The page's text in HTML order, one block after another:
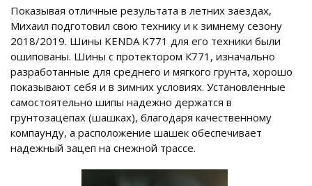
Показывая отличные результата в летних заездах,
Михаил подготовил свою технику и к зимнему сезону
2018/2019. Шины KENDA K771 для его техники были
ошипованы. Шины с протектором К771, изначально
разработанные для среднего и мягкого грунта, хорошо
показывают себя и в зимних условиях. Установленные
самостоятельно шипы надежно держатся в
грунтозацепах (шашках), благодаря качественному
компаунду, а расположение шашек обеспечивает
надежный зацеп на снежной трассе.